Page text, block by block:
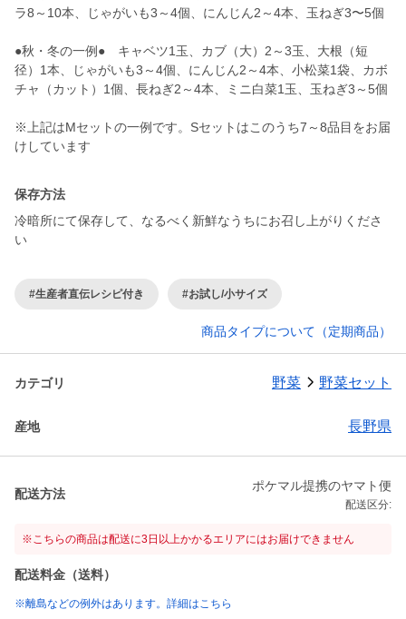
ラ8～10本、じゃがいも3～4個、にんじん2～4本、玉ねぎ3〜5個
●秋・冬の一例● キャベツ1玉、カブ（大）2～3玉、大根（短
径）1本、じゃがいも3～4個、にんじん2～4本、小松菜1袋、カボ
チャ（カット）1個、長ねぎ2～4本、ミニ白菜1玉、玉ねぎ3～5個
※上記はMセットの一例です。Sセットはこのうち7～8品目をお届
けしています
保存方法
冷暗所にて保存して、なるべく新鮮なうちにお召し上がりくださ
い
#生産者直伝レシピ付き #お試し/小サイズ
商品タイプについて（定期商品）
カテゴリ 野菜 野菜セット
産地 長野県
配送方法
ポケマル提携のヤマト便
配送区分:
※こちらの商品は配送に3日以上かかるエリアにはお届けできません
配送料金（送料）
※離島などの例外はあります。詳細はこちら